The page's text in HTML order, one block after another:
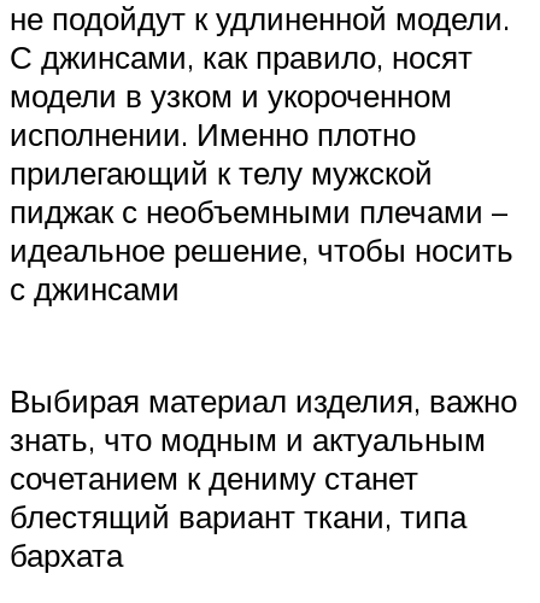
не подойдут к удлиненной модели.
С джинсами, как правило, носят
модели в узком и укороченном
исполнении. Именно плотно
прилегающий к телу мужской
пиджак с необъемными плечами –
идеальное решение, чтобы носить
с джинсами
Выбирая материал изделия, важно
знать, что модным и актуальным
сочетанием к дениму станет
блестящий вариант ткани, типа
бархата